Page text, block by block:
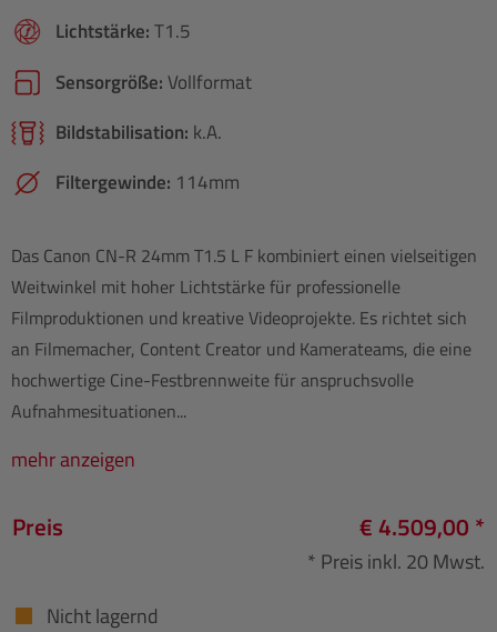
Lichtstärke:T1.5
Sensorgröße:Vollformat
Bildstabilisation: k.A.
Filtergewinde: 114mm
Das Canon CN-R 24mm T1.5 L F kombiniert einen vielseitigen
Weitwinkel mit hoher Lichtstärke für professionelle
Filmproduktionen und kreative Videoprojekte. Es richtet sich
an Filmemacher, Content Creator und Kamerateams, die eine
hochwertige Cine-Festbrennweite für anspruchsvolle
Aufnahmesituationen...
mehr anzeigen
Preis € 4.509,00 *
* Preis inkl. 20 Mwst.
Nicht lagernd